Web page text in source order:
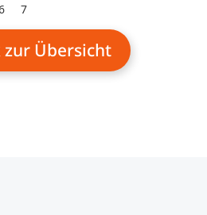
7
zur Übersicht